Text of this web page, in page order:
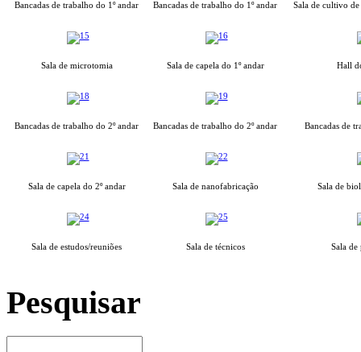
Bancadas de trabalho do 1º andar Bancadas de trabalho do 1º andar Sala de cultivo
Sala de microtomia Sala de capela do 1º andar Hall
Bancadas de trabalho do 2º andar Bancadas de trabalho do 2º andar Bancadas de
Sala de capela do 2º andar Sala de nanofabricação Sala de
Sala de estudos/reuniões Sala de técnicos Sala de
Pesquisar